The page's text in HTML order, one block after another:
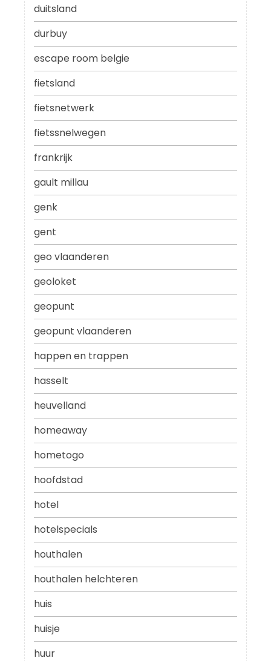
duitsland
durbuy
escape room belgie
fietsland
fietsnetwerk
fietssnelwegen
frankrijk
gault millau
genk
gent
geo vlaanderen
geoloket
geopunt
geopunt vlaanderen
happen en trappen
hasselt
heuvelland
homeaway
hometogo
hoofdstad
hotel
hotelspecials
houthalen
houthalen helchteren
huis
huisje
huur